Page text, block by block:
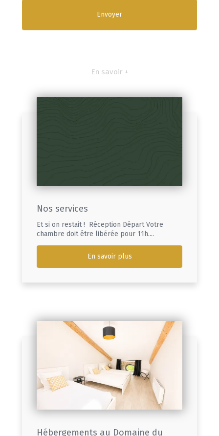
En savoir +
Nos services
Et si on restait ! Réception Départ Votre
chambre doit être libérée pour 11h....
En savoir plus
Hébergements au Domaine du